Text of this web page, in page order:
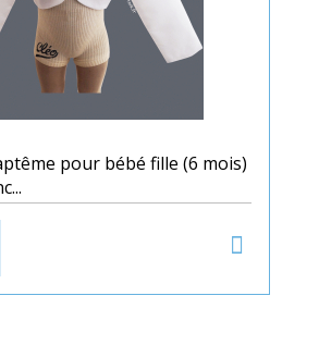
pour bébé fille (6 mois)